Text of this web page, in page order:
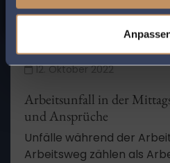
12. Oktober 2022
Arbeitsunfall in der
und Ansprüche
Unfälle während der
Arbeitsweg zählen als